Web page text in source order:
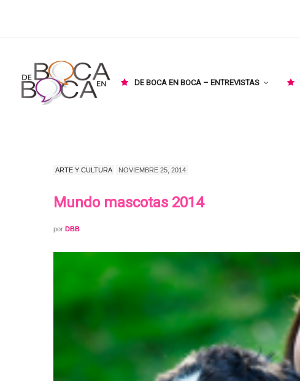
DE BOCA EN BOCA – ENTREVISTAS
ARTE Y CULTURA NOVIEMBRE 25, 2014
Mundo mascotas 2014
por DBB